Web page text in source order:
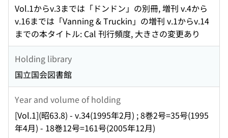
Vol.1からv.3までは「ドンドン」の別冊, 増刊 v.4から
v.16までは「Vanning & Truckin」の増刊 v.1からv.14
までの本タイトル: Cal 刊行頻度, 大きさの変更あり
Holding library
国立国会図書館
Year and volume of holding
[Vol.1](昭63.8) - v.34(1995年2月) ; 8巻2号=35号(1995
年4月) - 18巻12号=161号(2005年12月)